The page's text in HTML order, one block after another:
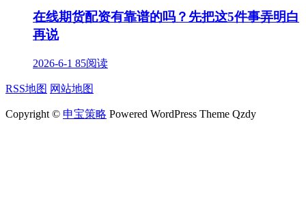
在线期货配资有靠谱的吗？先把这5件事弄明白
再说
2026-6-1 85阅读
RSS地图 网站地图
Copyright © 申宝策略 Powered WordPress Theme Qzdy